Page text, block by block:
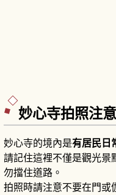
妙心寺拍照注
妙心寺的境內是有居民日
請記住這裡不僅是觀光景
勿擋住道路。
拍照時請注意不要在門或